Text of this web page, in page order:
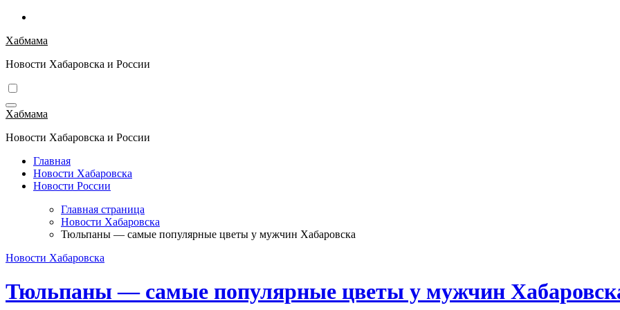
Перейти
содержимому
Хабмама
Новости Хабаровска и России
Хабмама
Новости Хабаровска и России
Главная
Новости Хабаровска
Новости России
Главная страница
Новости Хабаровска
Тюльпаны — самые популярные цветы у мужчин Хабаровска
Новости Хабаровска
Тюльпаны — самые популярные цветы у мужчин